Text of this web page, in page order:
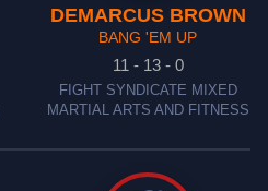
DEMARCUS BROWN
BANG 'EM UP
11 - 13 - 0
FIGHT SYNDICATE MIXED
MARTIAL ARTS AND FITNESS